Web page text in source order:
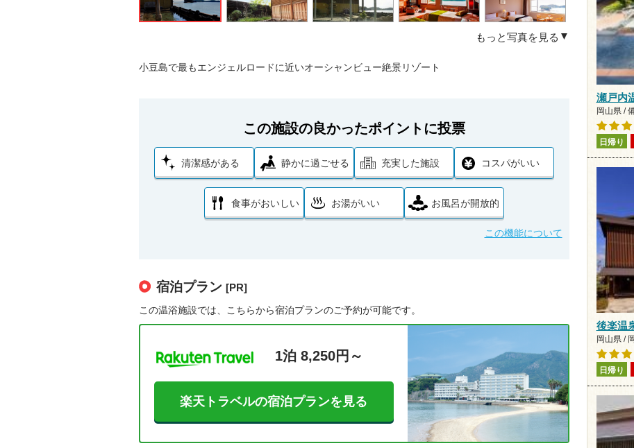
もっと写真を見る
小豆島で最もエンジェルロードに近いオーシャンビュー絶景リゾート
この施設の良かったポイントに投票
清潔感がある 静かに過ごせる 充実した施設 コスパがいい
食事がおいしい お湯がいい お風呂が開放的
この機能について
宿泊プラン [PR]
この温浴施設では、こちらから宿泊プランのご予約が可能です。
1泊 8,250円～
楽天トラベルの宿泊プランを見る
瀬戸内
岡山県 /
日帰り
後楽温
岡山県 /
日帰り